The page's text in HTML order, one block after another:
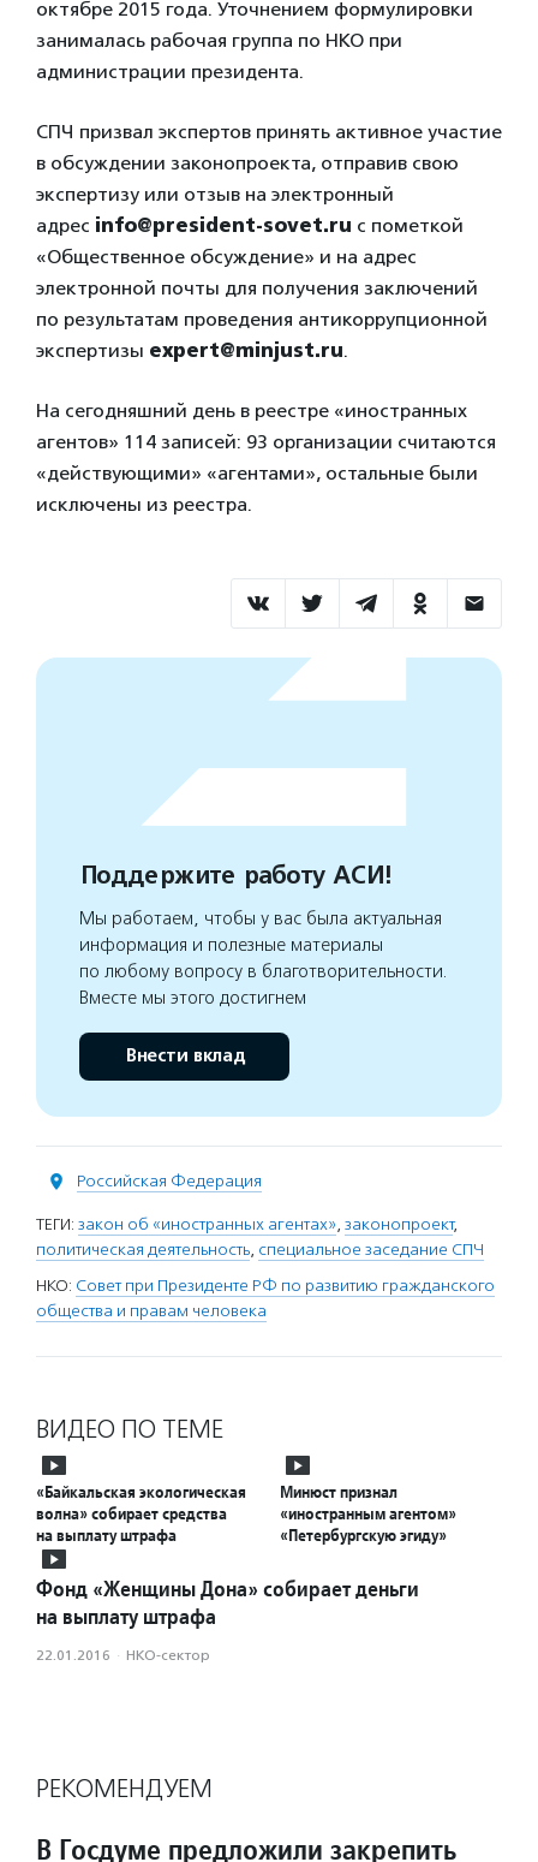
октябре 2015 года. Уточнением формулировки
занималась рабочая группа по НКО при
администрации президента.
СПЧ призвал экспертов принять активное участие
в обсуждении законопроекта, отправив свою
экспертизу или отзыв на электронный
адрес info@president-sovet.ru с пометкой
«Общественное обсуждение» и на адрес
электронной почты для получения заключений
по результатам проведения антикоррупционной
экспертизы expert@minjust.ru.
На сегодняшний день в реестре «иностранных
агентов» 114 записей: 93 организации считаются
«действующими» «агентами», остальные были
исключены из реестра.
Поддержите работу АСИ!
Мы работаем, чтобы у вас была актуальная
информация и полезные материалы
по любому вопросу в благотворительности.
Вместе мы этого достигнем
Внести вклад
Российская Федерация
ТЕГИ: закон об «иностранных агентах», законопроект,
политическая деятельность, специальное заседание СПЧ
НКО: Совет при Президенте РФ по развитию гражданского
общества и правам человека
ВИДЕО ПО ТЕМЕ
«Байкальская экологическая
волна» собирает средства
на выплату штрафа
Минюст признал
«иностранным агентом»
«Петербургскую эгиду»
Фонд «Женщины Дона» собирает деньги
на выплату штрафа
22.01.2016 · НКО-сектор
РЕКОМЕНДУЕМ
В Госдуме предложили закрепить